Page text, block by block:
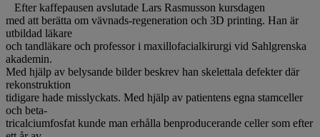
Efter kaffepausen avslutade Lars Rasmusson kursdagen
med att berätta om vävnads-regeneration och 3D printing. Han är
utbildad läkare
och tandläkare och professor i maxillofacialkirurgi vid Sahlgrenska
akademin.
Med hjälp av belysande bilder beskrev han skelettala defekter där
rekonstruktion
tidigare hade misslyckats. Med hjälp av patientens egna stamceller
och beta-
tricalciumfosfat kunde man erhålla benproducerande celler som efter